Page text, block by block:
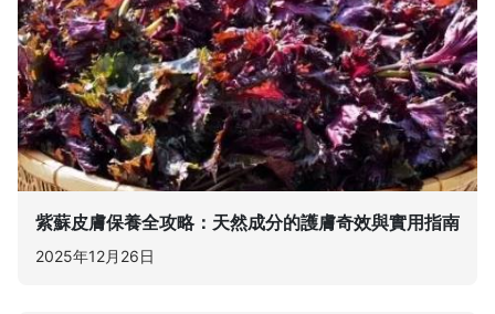
紫蘇皮膚保養全攻略：天然成分的護膚奇效與實用指南
2025年12月26日